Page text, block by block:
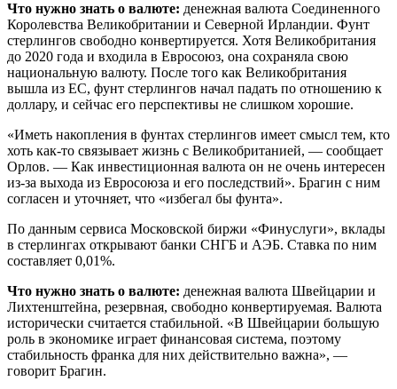
Что нужно знать о валюте: денежная валюта Соединенного
Королевства Великобритании и Северной Ирландии. Фунт
стерлингов свободно конвертируется. Хотя Великобритания
до 2020 года и входила в Евросоюз, она сохраняла свою
национальную валюту. После того как Великобритания
вышла из ЕС, фунт стерлингов начал падать по отношению к
доллару, и сейчас его перспективы не слишком хорошие.
«Иметь накопления в фунтах стерлингов имеет смысл тем, кто
хоть как-то связывает жизнь с Великобританией, — сообщает
Орлов. — Как инвестиционная валюта он не очень интересен
из-за выхода из Евросоюза и его последствий». Брагин с ним
согласен и уточняет, что «избегал бы фунта».
По данным сервиса Московской биржи «Финуслуги», вклады
в стерлингах открывают банки СНГБ и АЭБ. Ставка по ним
составляет 0,01%.
Что нужно знать о валюте: денежная валюта Швейцарии и
Лихтенштейна, резервная, свободно конвертируемая. Валюта
исторически считается стабильной. «В Швейцарии большую
роль в экономике играет финансовая система, поэтому
стабильность франка для них действительно важна», —
говорит Брагин.